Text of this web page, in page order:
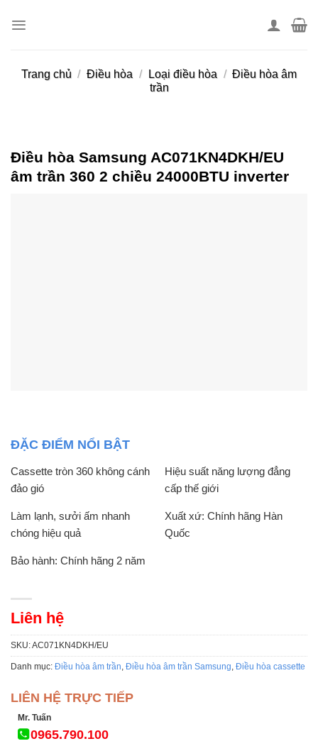
Trang chủ / Điều hòa / Loại điều hòa / Điều hòa âm
trần
Điều hòa Samsung AC071KN4DKH/EU
âm trần 360 2 chiều 24000BTU inverter
ĐẶC ĐIỂM NỔI BẬT
Cassette tròn 360 không cánh
đảo gió
Hiệu suất năng lượng đẳng
cấp thế giới
Làm lạnh, sưởi ấm nhanh
chóng hiệu quả
Xuất xứ: Chính hãng Hàn
Quốc
Bảo hành: Chính hãng 2 năm
Liên hệ
SKU:AC071KN4DKH/EU
Danh mục: Điều hòa âm trần Điều hòa âm trần Samsung Điều hòa cassette
LIÊN HỆ TRỰC TIẾP
Mr. Tuấn
0965.790.100